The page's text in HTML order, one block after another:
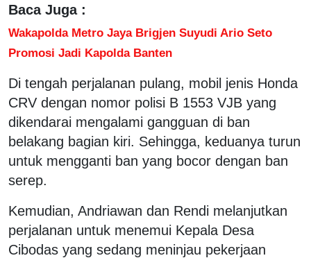
Baca Juga :
Wakapolda Metro Jaya Brigjen Suyudi Ario Seto
Promosi Jadi Kapolda Banten
Di tengah perjalanan pulang, mobil jenis Honda
CRV dengan nomor polisi B 1553 VJB yang
dikendarai mengalami gangguan di ban
belakang bagian kiri. Sehingga, keduanya turun
untuk mengganti ban yang bocor dengan ban
serep.
Kemudian, Andriawan dan Rendi melanjutkan
perjalanan untuk menemui Kepala Desa
Cibodas yang sedang meninjau pekerjaan